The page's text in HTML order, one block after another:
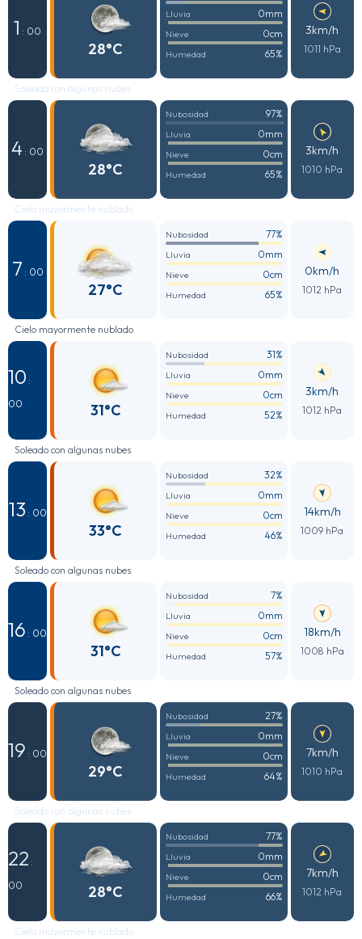
1 : 00
28°C
Lluvia 0mm
Nieve 0cm
Humedad 65%
3km/h
1011 hPa
Soleado con algunas nubes
4 : 00
28°C
Nubosidad 97%
Lluvia 0mm
Nieve 0cm
Humedad 65%
3km/h
1010 hPa
Cielo mayormente nublado
7 : 00
27°C
Nubosidad 77%
Lluvia 0mm
Nieve 0cm
Humedad 65%
0km/h
1012 hPa
Cielo mayormente nublado
10 :
00
31°C
Nubosidad 31%
Lluvia 0mm
Nieve 0cm
Humedad 52%
3km/h
1012 hPa
Soleado con algunas nubes
13 : 00
33°C
Nubosidad 32%
Lluvia 0mm
Nieve 0cm
Humedad 46%
14km/h
1009 hPa
Soleado con algunas nubes
16 : 00
31°C
Nubosidad 7%
Lluvia 0mm
Nieve 0cm
Humedad 57%
18km/h
1008 hPa
Soleado con algunas nubes
19 : 00
29°C
Nubosidad 27%
Lluvia 0mm
Nieve 0cm
Humedad 64%
7km/h
1010 hPa
Soleado con algunas nubes
22 :
00
28°C
Nubosidad 77%
Lluvia 0mm
Nieve 0cm
Humedad 66%
7km/h
1012 hPa
Cielo mayormente nublado